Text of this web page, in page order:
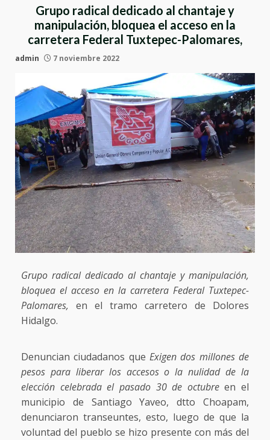
Grupo radical dedicado al chantaje y
manipulación, bloquea el acceso en la
carretera Federal Tuxtepec-Palomares,
admin 7 noviembre 2022
Grupo radical dedicado al chantaje y manipulación,
bloquea el acceso en la carretera Federal Tuxtepec-
Palomares, en el tramo carretero de Dolores
Hidalgo.
Denuncian ciudadanos que Exigen dos millones de
pesos para liberar los accesos o la nulidad de la
elección celebrada el pasado 30 de octubreen el
municipio de Santiago Yaveo, dtto Choapam,
denunciaron transeuntes, esto, luego de que la
voluntad del pueblo se hizo presente con más del